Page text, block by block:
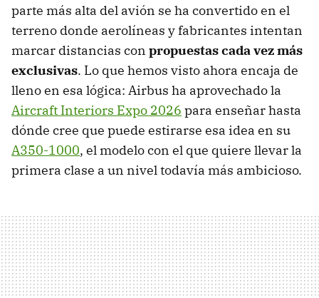
parte más alta del avión se ha convertido en el
terreno donde aerolíneas y fabricantes intentan
marcar distancias con propuestas cada vez más
exclusivas. Lo que hemos visto ahora encaja de
lleno en esa lógica: Airbus ha aprovechado la
Aircraft Interiors Expo 2026 para enseñar hasta
dónde cree que puede estirarse esa idea en su
A350-1000, el modelo con el que quiere llevar la
primera clase a un nivel todavía más ambicioso.